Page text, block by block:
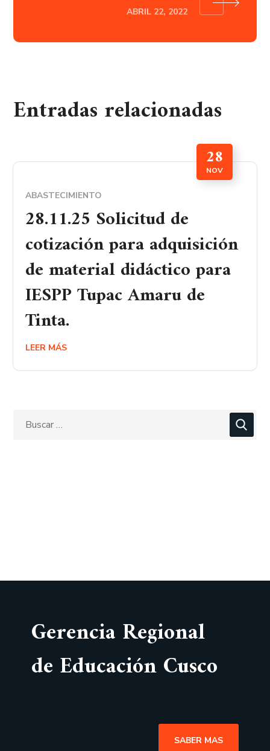
ABRIL 22, 2022
Entradas relacionadas
28
NOV
ABASTECIMIENTO
28.11.25 Solicitud de
cotización para adquisición
de material didáctico para
IESPP Tupac Amaru de
Tinta.
LEER MÁS
Gerencia Regional
de Educación Cusco
SABER MAS